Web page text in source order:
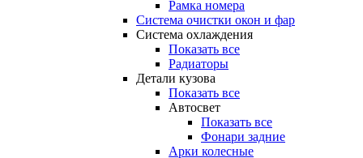
Рамка номера
Система очистки окон и фар
Система охлаждения
Показать все
Радиаторы
Детали кузова
Показать все
Автосвет
Показать все
Фонари задние
Арки колесные